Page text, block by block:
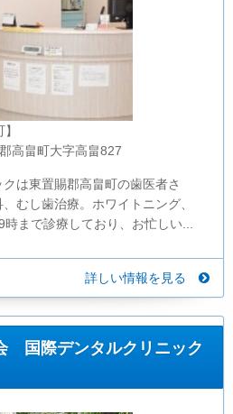
高畠町大字高畠827
は東置賜郡高畠町の歯医者さ
むし歯治療。ホワイトニング、
まで診療しており、お忙しい...
詳しい情報を見る
国際デンタルクリニック